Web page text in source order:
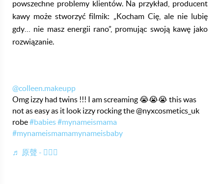
powszechne problemy klientów. Na przykład, producent
kawy może stworzyć filmik: „Kocham Cię, ale nie lubię
gdy… nie masz energii rano”, promując swoją kawę jako
rozwiązanie.
@colleen.makeupp
Omg izzy had twins !!! I am screaming 😭😭😭 this was
not as easy as it look izzy rocking the @nyxcosmetics_uk
robe#babies#mynameismama
#mynameismamamynameisbaby
♬ 原聲 - 💆🏿‍♀️